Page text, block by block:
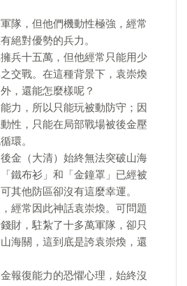
隊，但他們機動性極強，經常
絕對優勢的兵力。
兵十五萬，但他經常只能用少
交戰。在這種背景下，袁崇煥
，還能怎麼樣呢？
力，所以只能玩被動防守；因
性，只能在局部戰場被後金壓
環。
金（大清）始終無法突破山海
鐵布衫」和「金鐘罩」已經被
其他防區卻沒有這麼幸運。
經常因此神話袁崇煥。可問題
財，駐紮了十多萬軍隊，卻只
海關，這到底是誇袁崇煥，還
報復能力的恐懼心理，始終沒